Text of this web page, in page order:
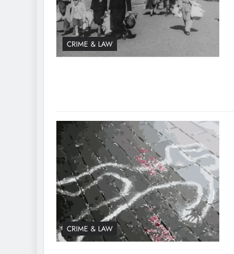
CRIME & LAW
CRIME & LAW